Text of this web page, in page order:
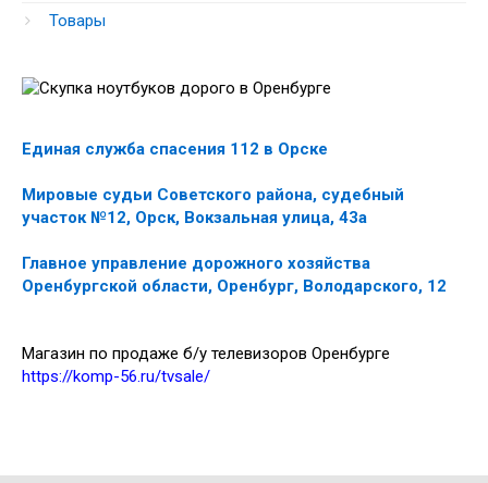
Товары
Единая служба спасения 112 в Орске
Мировые судьи Советского района, судебный
участок №12, Орск, Вокзальная улица, 43а
Главное управление дорожного хозяйства
Оренбургской области, Оренбург, Володарского, 12
Магазин по продаже б/у телевизоров Оренбурге
https://komp-56.ru/tvsale/